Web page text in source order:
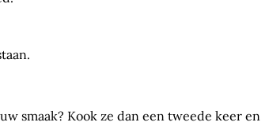
smaak? Kook ze dan een tweede keer en